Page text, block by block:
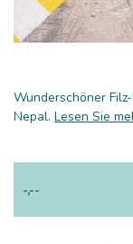
Wunderschöner
Nepal. Lesen Sie
-,--